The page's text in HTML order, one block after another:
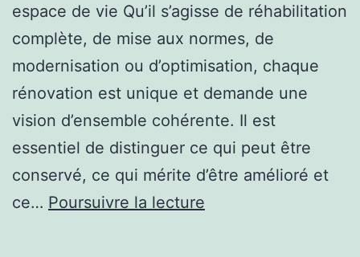
tous
espace de vie Qu’il s’agisse de réhabilitation
complète, de mise aux normes, de
modernisation ou d’optimisation, chaque
rénovation est unique et demande une
vision d’ensemble cohérente. Il est
essentiel de distinguer ce qui peut être
conservé, ce qui mérite d’être amélioré et
ce… Poursuivre la lecture